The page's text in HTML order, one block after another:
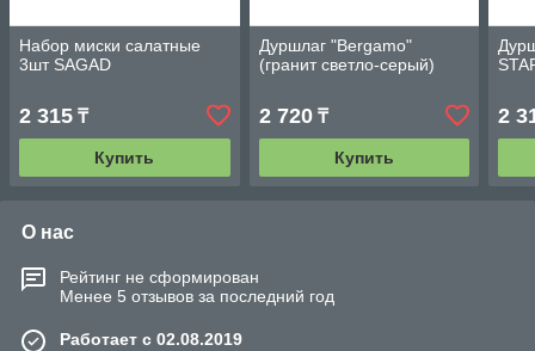
Набор миски салатные
3шт SAGAD
2 315 ₸
Купить
Дуршлаг "Bergamo"
(гранит светло-серый)
2 720₸
Купить
2
О нас
Рейтинг не сформирован
Менее 5 отзывов за последний год
Работает с 02.08.2019